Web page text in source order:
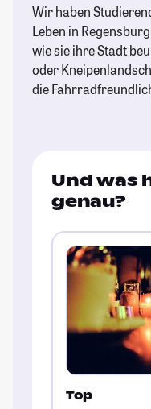
Wir haben
Leben in
wie sie ihre Stadt
oder
die
Und was
genau?
Top